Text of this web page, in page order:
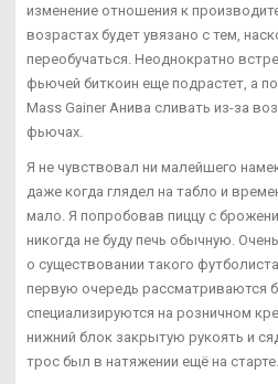
изменение отношения к
возрастах будет увязано с тем,
переобучаться. Неоднократно
фьючей биткоин еще подрастет, а
Mass Gainer Анива сливать из-за
фьючах.
Я не чувствовал ни малейшего
даже когда глядел на табло и
мало. Я попробовав пиццу с
никогда не буду печь обычную.
о существовании такого
первую очередь рассматриваются
специализируются на розничном
нижний блок закрытую рукоять и
трос был в натяжении ещё на старте.